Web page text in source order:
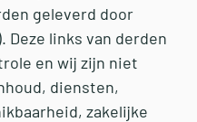
geleverd door
Deze links van derden
en wij zijn niet
diensten,
zakelijke